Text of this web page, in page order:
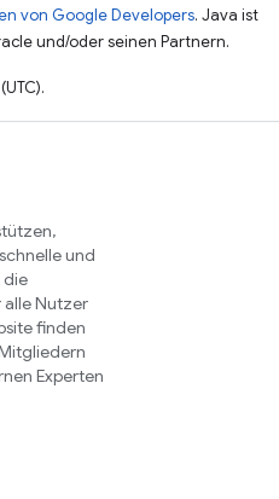
von Google Developers. Java ist
und/oder seinen Partnern.
und
die
Nutzer
finden
Experten